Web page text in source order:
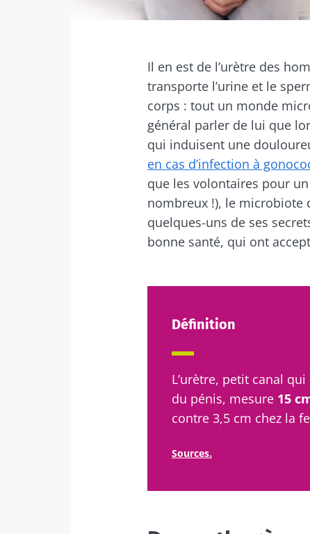
Facebook
Twitter
Il en est de l’urètre des
transporte l’urine et le
corps : tout un monde
général parler de lui que
qui induisent une
en cas d’infection à
que les volontaires pour
nombreux !), le microbiote
quelques-uns de ses
bonne santé, qui ont
Définition
L’urètre, petit canal
du pénis, mesure 15
contre 3,5 cm chez la
Sources.